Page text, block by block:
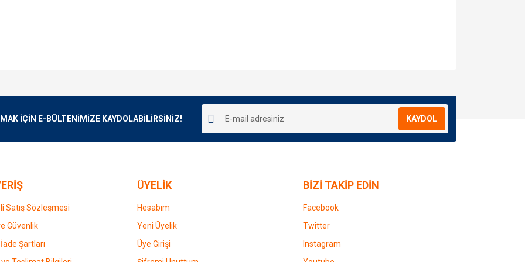
Gönder
İÇİN E-BÜLTENİMİZE KAYDOLABİLİRSİNİZ! KAYDOL
Satış Sözleşmesi
Güvenlik
Şartları
ÜYELİK
Hesabım
Yeni Üyelik
Üye Girişi
BİZİ TAKİP EDİN
Facebook
Twitter
Instagram